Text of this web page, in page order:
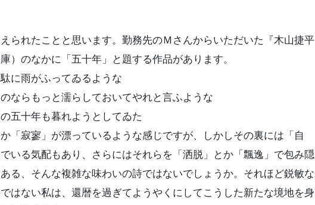
られたことと思います。勤務先のＭさんからいただいた『木山捷平
）のなかに「五十年」と題する作品があります。
雨がふってゐるような
らもっと濡らしておいてやれと言ふような
十年も暮れようとしてゐた
「寂寥」が漂っているような感じですが、しかしその裏には「自
いる気配もあり、さらにはそれらを「洒脱」とか「飄逸」で包み隠
る、そんな複雑な味わいの詩ではないでしょうか。それほど鋭敏な
はない私は、還暦を過ぎてようやくにしてこうした新たな境地を身